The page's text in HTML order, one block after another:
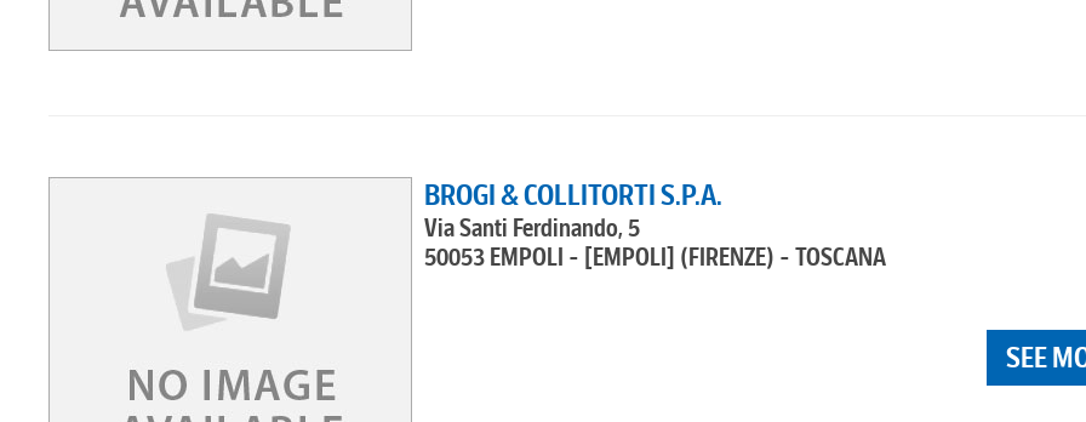
BROGI & COLLITORTI S.P.A.
Via Santi Ferdinando, 5
50053 EMPOLI - [EMPOLI] (FIRENZE) - TOSCANA
SEE